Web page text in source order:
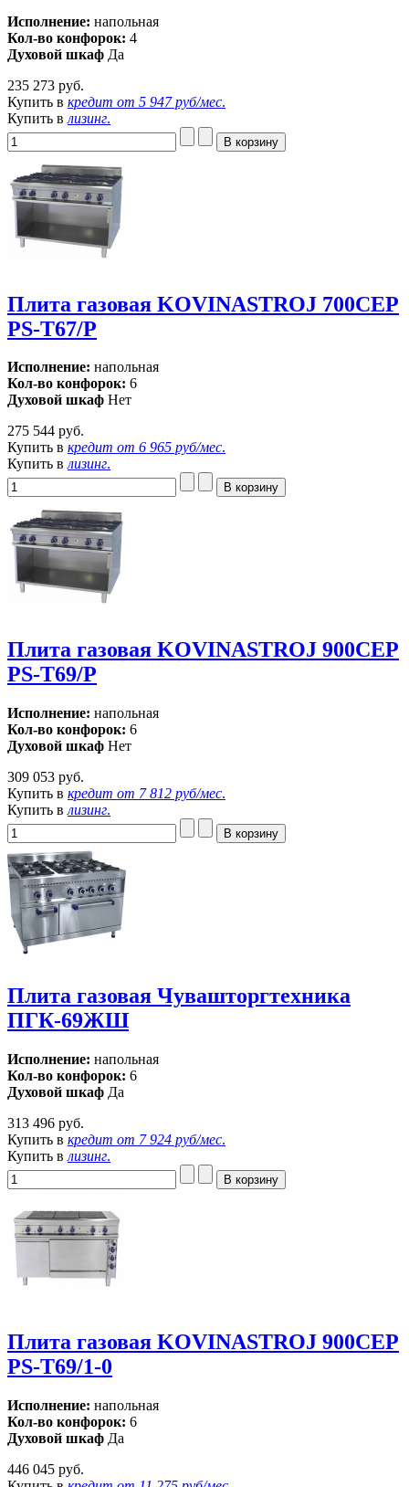
Исполнение: напольная
Кол-во конфорок: 4
Духовой шкаф Да
235 273 руб.
Купить в кредит от 5 947 руб/мес.
Купить в лизинг.
Плита газовая KOVINASTROJ 700СЕР
PS-Т67/P
Исполнение: напольная
Кол-во конфорок: 6
Духовой шкаф Нет
275 544 руб.
Купить в кредит от 6 965 руб/мес.
Купить влизинг.
Плита газовая KOVINASTROJ 900СЕР
PS-Т69/P
Исполнение: напольная
Кол-во конфорок: 6
Духовой шкаф Нет
309 053 руб.
Купить в кредит от 7 812 руб/мес.
Купить в лизинг.
Плита газовая Чувашторгтехника
ПГК-69ЖШ
Исполнение: напольная
Кол-во конфорок: 6
Духовой шкаф Да
313 496 руб.
Купить в кредит от 7 924 руб/мес.
Купить в лизинг.
Плита газовая KOVINASTROJ 900СЕР
PS-Т69/1-0
Исполнение: напольная
Кол-во конфорок: 6
Духовой шкаф Да
446 045 руб.